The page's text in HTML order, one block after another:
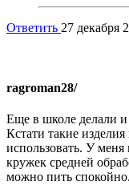
Ответить 27 декабря
ragroman28/
Еще в школе делали
Кстати такие
использовать. У
кружек средней
можно пить спокойно.